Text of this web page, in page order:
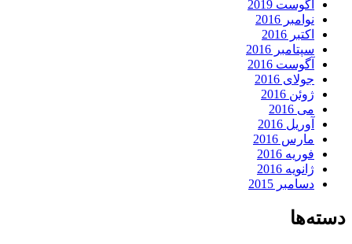
آگوست 2019
نوامبر 2016
اکتبر 2016
سپتامبر 2016
آگوست 2016
جولای 2016
ژوئن 2016
می 2016
آوریل 2016
مارس 2016
فوریه 2016
ژانویه 2016
دسامبر 2015
دسته‌ها